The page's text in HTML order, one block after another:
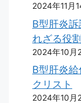
2024年11月
B型肝炎
れざる役
2024年10月
B型肝炎
クリスト
2024年10月